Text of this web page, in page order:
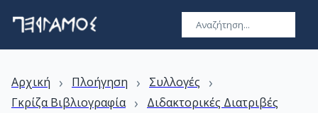
Αρχική › Πλοήγηση › Συλλογές ›
Γκρίζα Βιβλιογραφία › Διδακτορικές Διατριβές